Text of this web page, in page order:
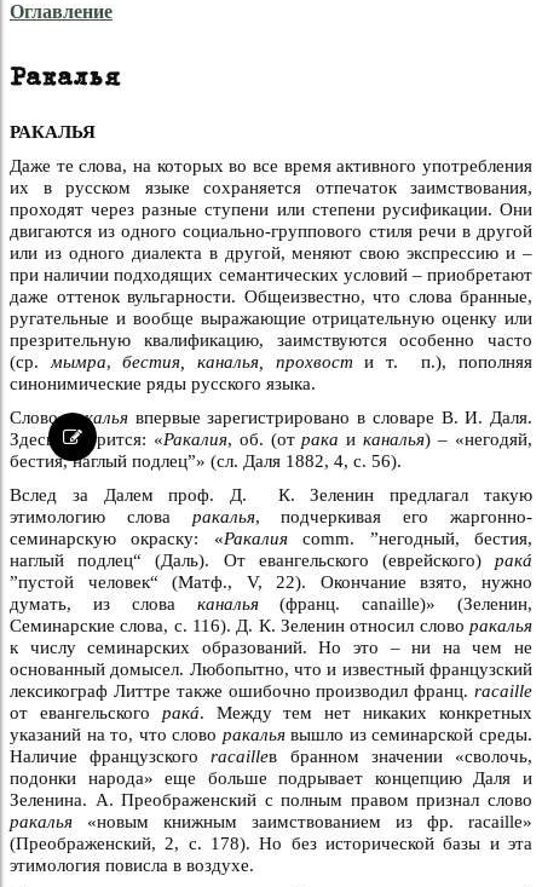
Оглавление
Ракалья
РАКАЛЬЯ
Даже те слова, на которых во все время активного употребления
их в русском языке сохраняется отпечаток заимствования,
проходят через разные ступени или степени русификации. Они
двигаются из одного социально-группового стиля речи в другой
или из одного диалекта в другой, меняют свою экспрессию и –
при наличии подходящих семантических условий – приобретают
даже оттенок вульгарности. Общеизвестно, что слова бранные,
ругательные и вообще выражающие отрицательную оценку или
презрительную квалификацию, заимствуются особенно часто
(ср. мымра,бестия, каналья, прохвост и т. п.), пополняя
синонимические ряды русского языка.
Словоракальявпервые зарегистрировано в словаре В. И. Даля.
Здесь говорится: «Ракалия, об. (отрaка иканалья) – «негодяй,
бестия, наглый подлец”» (сл. Даля 1882, 4, с. 56).
Вслед за Далем проф. Д. К. Зеленин предлагал такую
этимологию слова ракалья, подчеркивая его жаргонно-
семинарскую окраску: «Ракалиясоmm. ”негодный, бестия,
наглый подлец“ (Даль). От евангельского (еврейского) ракá
”пустой человек“ (Матф., V, 22). Окончание взято, нужно
думать, из слова каналья(франц. саnаillе)» (Зеленин,
Семинарские слова, с. 116). Д. К. Зеленин относил слово ракалья
к числу семинарских образований. Но это – ни на чем не
основанный домысел. Любопытно, что и известный французский
лексикограф Литтре также ошибочно производил франц. racaille
от евангельского ракá. Между тем нет никаких конкретных
указаний на то, что слово ракальявышло из семинарской среды.
Наличие французскогоracailleв бранном значении «сволочь,
подонки народа» еще больше подрывает концепцию Даля и
Зеленина. А. Преображенский с полным правом признал слово
ракалья «новым книжным заимствованием из фр. racaille»
(Преображенский, 2, с. 178). Но без исторической базы и эта
этимология повисла в воздухе.